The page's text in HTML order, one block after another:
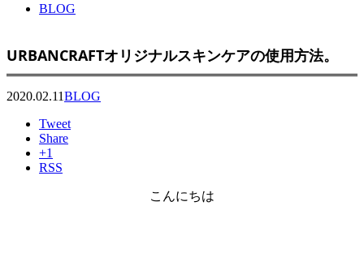
BLOG
URBANCRAFTオリジナルスキンケアの使用方法。
2020.02.11BLOG
Tweet
Share
+1
RSS
こんにちは